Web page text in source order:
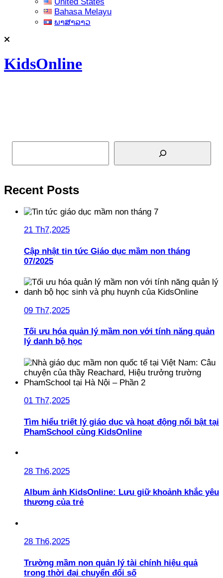
Bahasa Melayu
ພາສາລາວ
KidsOnline
Tìm kiếm
Recent Posts
21 Th7,2025
Cập nhật tin tức Giáo dục mầm non tháng
07/2025
09 Th7,2025
Tối ưu hóa quản lý mầm non với tính năng quản
lý danh bộ học
01 Th7,2025
Tìm hiểu triết lý giáo dục và hoạt động nổi bật tại
PhamSchool cùng KidsOnline
28 Th6,2025
Album ảnh KidsOnline: Lưu giữ khoảnh khắc yêu
thương của trẻ
28 Th6,2025
Trường mầm non quản lý tài chính hiệu quả
trong thời đại chuyển đổi số